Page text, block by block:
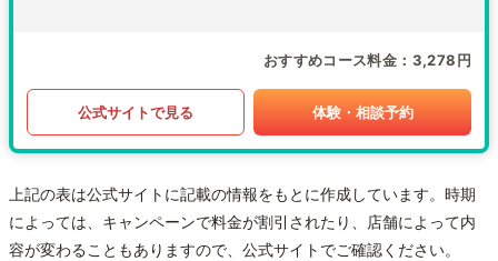
おすすめコース料金 3,278円
公式サイトで見る 体験・相談予約
上記の表は公式サイトに記載の情報をもとに作成しています。時期
によっては、キャンペーンで料金が割引されたり、店舗によって内
容が変わることもありますので、公式サイトでご確認ください。